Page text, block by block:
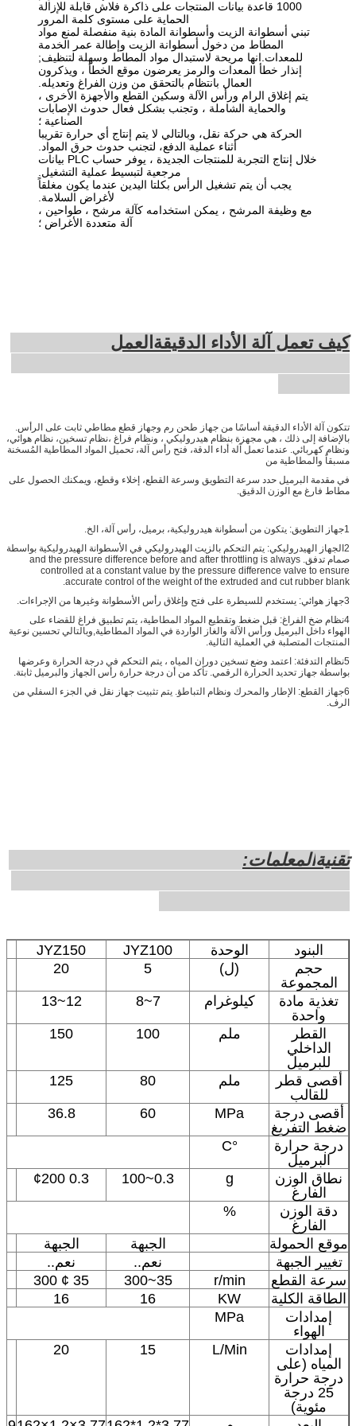
1000 قاعدة بيانات المنتجات على ذاكرة فلاش قابلة للإزالة
الحماية على مستوى كلمة المرور
تبني أسطوانة الزيت وأسطوانة المادة بنية منفصلة لمنع مواد
المطاط من دخول أسطوانة الزيت وإطالة عمر الخدمة
للمعدات.انها مريحة لاستبدال مواد المطاط وسهلة لتنظيف;
إنذار خطأ المعدات والرمز يعرضون موقع الخطأ ، ويذكرون
العمال بانتظام بالتحقق من وزن الفراغ وتعديله.
يتم إغلاق الرام ورأس الآلة وسكين القطع والأجهزة الأخرى ،
والحماية الشاملة ، وتجنب بشكل فعال حدوث الإصابات
الصناعية ؛
الحركة هي حركة نقل، وبالتالي لا يتم إنتاج أي حرارة تقريبا
أثناء عملية الدفع، لتجنب حدوث حرق المواد.
خلال إنتاج التجربة للمنتجات الجديدة ، يوفر حساب PLC بيانات
مرجعية لتبسيط عملية التشغيل.
يجب أن يتم تشغيل الرأس بكلتا اليدين عندما يكون مغلقاً
لأغراض السلامة.
مع وظيفة المرشح ، يمكن استخدامه كآلة مرشح ، طواحين ،
آلة متعددة الأغراض ؛
كيف تعمل آلة الأداء الدقيقة العمل
تتكون آلة الأداء الدقيقة أساسًا من جهاز طحن رم وجهاز قطع مطاطي ثابت على الرأس.
بالإضافة إلى ذلك ، هي مجهزة بنظام هيدروليكي ، ونظام فراغ ،نظام تسخين، نظام هوائي،
ونظام كهربائي. عندما تعمل آلة أداء الدقة، فتح رأس آلة، تحميل المواد المطاطية المُسخنة
مسبقاً والمطاطية من
في مقدمة البرميل حدد سرعة التطويق وسرعة القطع، إخلاء وقطع، ويمكنك الحصول على
مطاط فارغ مع الوزن الدقيق.
1جهاز التطويق: يتكون من أسطوانة هيدروليكية، برميل، رأس آلة، الخ.
2الجهاز الهيدروليكي: يتم التحكم بالزيت الهيدروليكي في الأسطوانة الهيدروليكية بواسطة
صمام تدفق. and the pressure difference before and after throttling is always
controlled at a constant value by the pressure difference valve to ensure
accurate control of the weight of the extruded and cut rubber blank.
3جهاز هوائي: يستخدم للسيطرة على فتح وإغلاق رأس الأسطوانة وغيرها من الإجراءات.
4نظام ضخ الفراغ: قبل ضغط وتقطيع المواد المطاطية، يتم تطبيق فراغ للقضاء على
الهواء داخل البرميل ورأس الآلة والغاز الواردة في المواد المطاطية,وبالتالي تحسين نوعية
المنتجات المتصلبة في العملية التالية.
5نظام التدفئة: اعتمد وضع تسخين دوران المياه ، يتم التحكم في درجة الحرارة وعرضها
بواسطة جهاز تحديد الحرارة الرقمي. تأكد من أن درجة حرارة رأس الجهاز والبرميل ثابتة.
6جهاز القطع: الإطار والمحرك ونظام التباطؤ. يتم تثبيت جهاز نقل في الجزء السفلي من
الرف.
تقنيةالمعلمات:
البنود الوحدة JYZ100
JYZ150
حجم
المجموعة
(ل) 5
20
تغذية مادة
واحدة
كيلوغرام 7~8
12~13
القطر
الداخلي
للبرميل
ملم 100
150
أقصى قطر
للقالب
ملم 80
125
أقصى درجة
ضغط التفريغ
MPa
60
36.8
درجة حرارة
البرميل
°C
نطاق الوزن
الفارغ
g
0.3~100
0.3 ¢200
دقة الوزن
الفارغ
%
موقع الحمولة الجبهة
الجبهة
تغيير الجبهة
نعم..
نعم..
سرعة القطع
r/min
35~300
35 ¢ 300
الطاقة الكلية
KW
16
16
إمدادات
الهواء
MPa
إمدادات
المياه (على
درجة حرارة
25 درجة
مئوية)
L/Min
15
20